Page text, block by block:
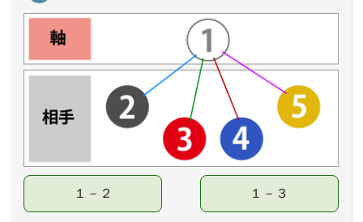
１－２ １－３